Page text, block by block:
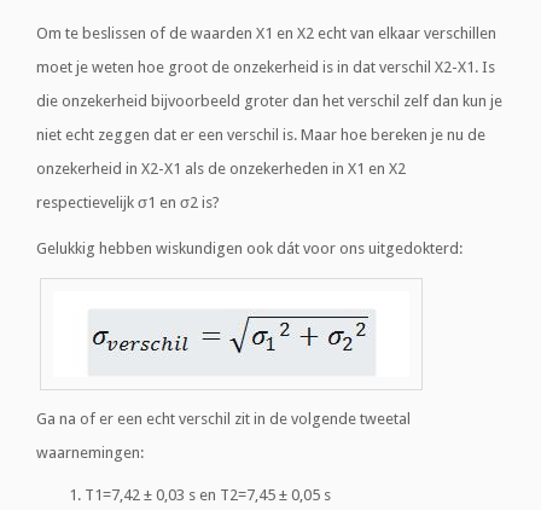
Om te beslissen of de waarden X1 en X2 echt van elkaar verschillen
moet je weten hoe groot de onzekerheid is in dat verschil X2-X1. Is
die onzekerheid bijvoorbeeld groter dan het verschil zelf dan kun je
niet echt zeggen dat er een verschil is. Maar hoe bereken je nu de
onzekerheid in X2-X1 als de onzekerheden in X1 en X2
respectievelijk σ1 en σ2 is?
Gelukkig hebben wiskundigen ook dát voor ons uitgedokterd:
Ga na of er een echt verschil zit in de volgende tweetal
waarnemingen:
T1=7,42 ± 0,03 s en T2=7,45 ± 0,05 s